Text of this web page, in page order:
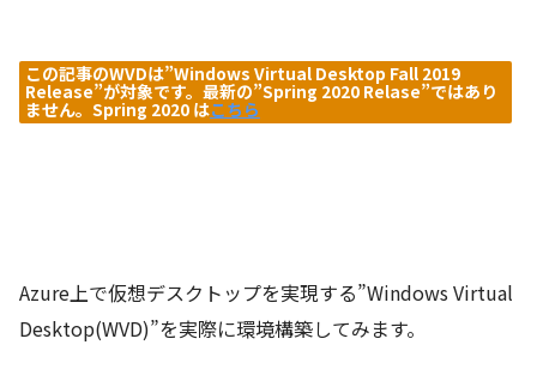
この記事のWVDは”Windows Virtual Desktop Fall 2019
Release”が対象です。最新の”Spring 2020 Relase”ではあり
ません。Spring 2020 はこちら
Azure上で仮想デスクトップを実現する”Windows Virtual
Desktop(WVD)”を実際に環境構築してみます。